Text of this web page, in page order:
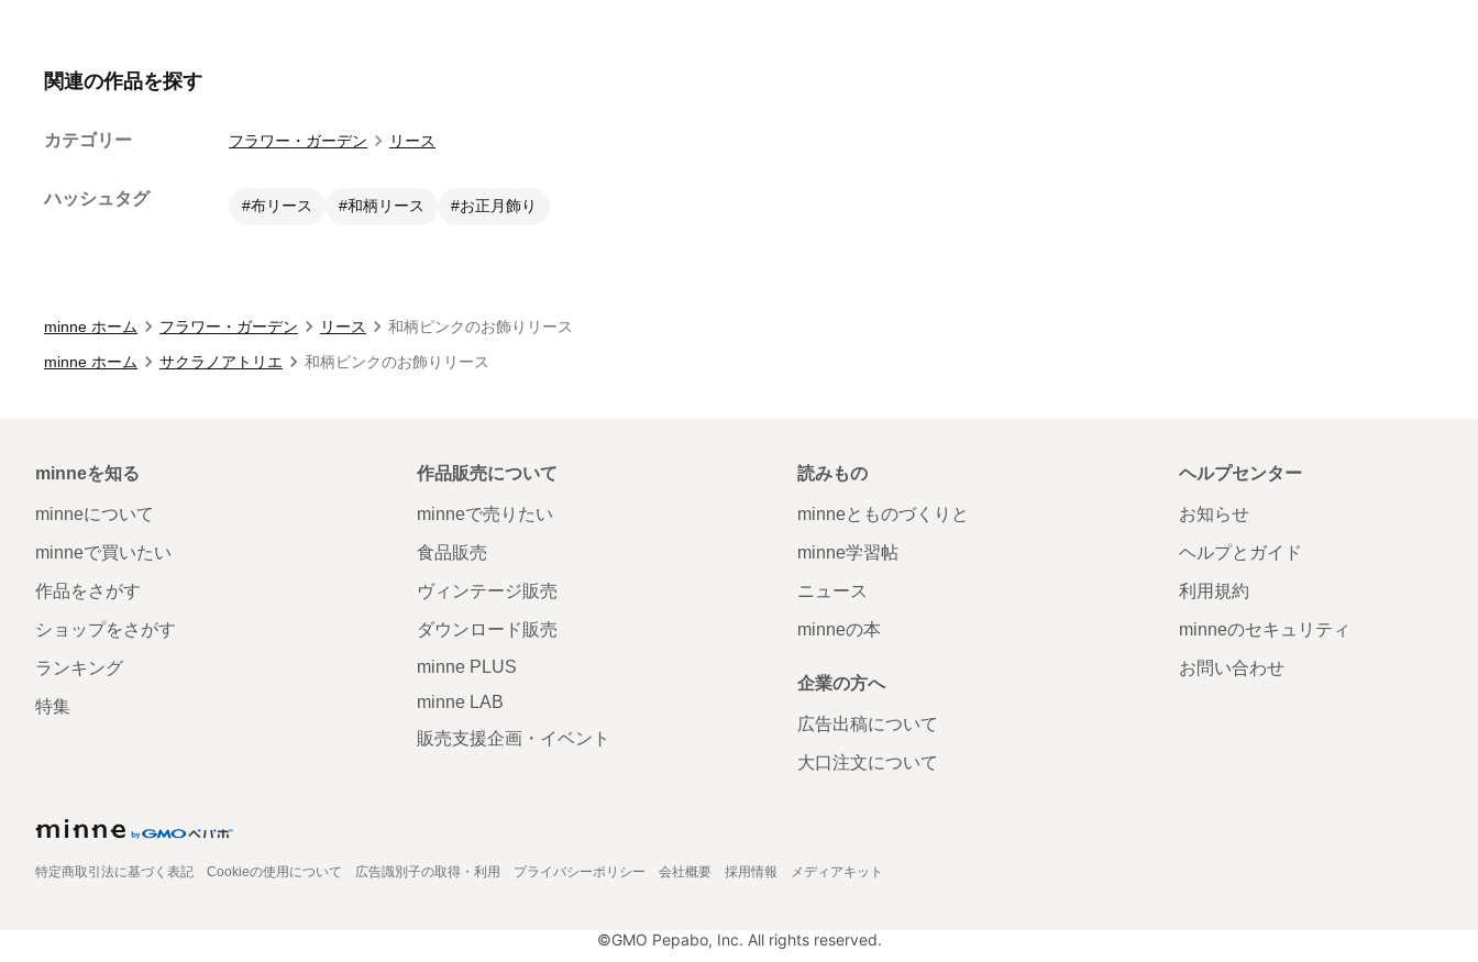
関連の作品を探す
カテゴリー フラワー・ガーデン リース
ハッシュタグ #布リース #和柄リース #お正月飾り
minne ホーム フラワー・ガーデン リース
和柄ピンクのお飾りリース
minne ホーム
サクラノアトリエ 和柄ピンクのお飾りリース
minneを知る
minneについて
minneで買いたい
作品をさがす
ショップをさがす
ランキング
特集
作品販売について
minneで売りたい
食品販売
ヴィンテージ販売
ダウンロード販売
minne PLUS
minne LAB
販売支援企画・イベント
読みもの
minneとものづくりと
minne学習帖
ニュース
minneの本
企業の方へ
広告出稿について
大口注文について
ヘルプセンター
お知らせ
ヘルプとガイド
利用規約
minneのセキュリティ
お問い合わせ
特定商取引法に基づく表記 Cookieの使用について 広告識別子の取得・利用 プライバシーポリシー 会社概要 採用情報 メディアキット
©GMO Pepabo, Inc. All rights reserved.